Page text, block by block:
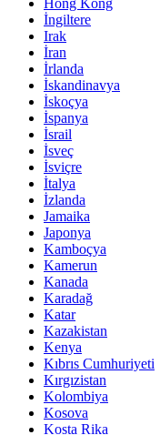
İngiltere
Irak
İran
İrlanda
İskandinavya
İskoçya
İspanya
İsrail
İsveç
İsviçre
İtalya
İzlanda
Jamaika
Japonya
Kamboçya
Kamerun
Kanada
Karadağ
Katar
Kazakistan
Kenya
Kıbrıs Cumhuriyeti
Kırgızistan
Kolombiya
Kosova
Kosta Rika